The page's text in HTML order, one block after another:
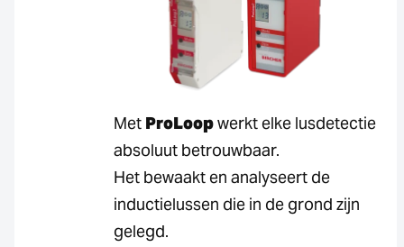
Met ProLoopwerkt elke lusdetectie
absoluut betrouwbaar.
Het bewaakt en analyseert de
inductielussen die in de grond zijn
gelegd.